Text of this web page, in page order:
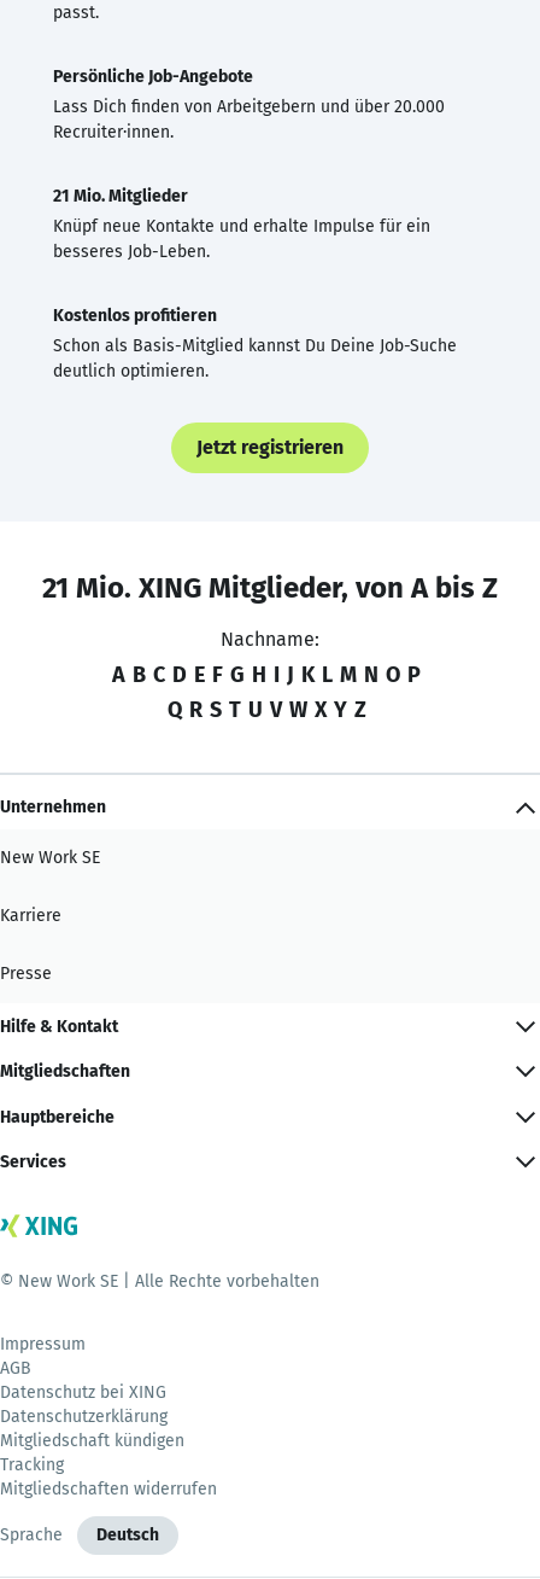
passt.
Persönliche Job-Angebote
Lass Dich finden von Arbeitgebern und über 20.000
Recruiter·innen.
21 Mio. Mitglieder
Knüpf neue Kontakte und erhalte Impulse für ein
besseres Job-Leben.
Kostenlos profitieren
Schon als Basis-Mitglied kannst Du Deine Job-Suche
deutlich optimieren.
Jetzt registrieren
21 Mio. XING Mitglieder, von A bis Z
Nachname:
A B C D E F G H I J K L M N O P
Q R S T U V W X Y Z
Unternehmen
New Work SE
Karriere
Presse
Hilfe & Kontakt
Mitgliedschaften
Hauptbereiche
Services
© New Work SE | Alle Rechte vorbehalten
Impressum
AGB
Datenschutz bei XING
Datenschutzerklärung
Mitgliedschaft kündigen
Tracking
Mitgliedschaften widerrufen
Sprache Deutsch